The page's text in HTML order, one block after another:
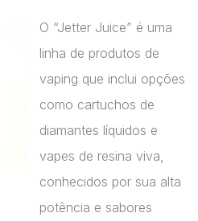
O “Jetter Juice” é uma
linha de produtos de
vaping que inclui opções
como cartuchos de
diamantes líquidos e
vapes de resina viva,
conhecidos por sua alta
potência e sabores